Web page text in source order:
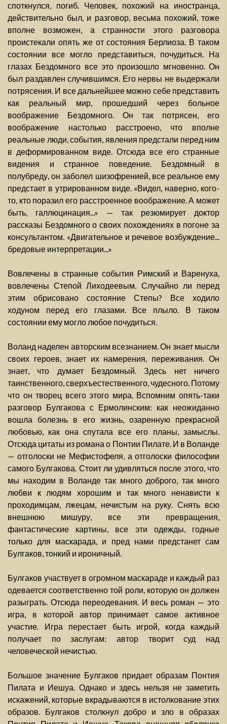
споткнулся, погиб. Человек, похожий на иностранца,
действительно был, и разговор, весьма похожий, тоже
вполне возможен, а странности этого разговора
проистекали опять же от состояния Берлиоза. В таком
состоянии все могло представиться, почудиться. На
глазах Бездомного все это произошло мгновенно. Он
был раздавлен случившимся. Его нервы не выдержали
потрясения. И все дальнейшее можно себе представить
как реальный мир, прошедший через больное
воображение Бездомного. Он так потрясен, его
воображение настолько расстроено, что вполне
реальные люди, события, явления предстали перед ним
в деформированном виде. Отсюда все его странные
видения и странное поведение. Бездомный в
полубреду, он заболел шизофренией, все реальное ему
предстает в утрированном виде. «Видел, наверно, кого-
то, кто поразил его расстроенное воображение. А может
быть, галлюцинация...» — так резюмирует доктор
рассказы Бездомного о своих похождениях в погоне за
консультантом. «Двигательное и речевое возбуждение...
бредовые интерпретации...»
Вовлечены в странные события Римский и Варенуха,
вовлечены Степой Лиходеевым. Случайно ли перед
этим обрисовано состояние Степы? Все ходило
ходуном перед его глазами. Все плыло. В таком
состоянии ему могло любое почудиться.
Воланд наделен авторским всезнанием. Он знает мысли
своих героев, знает их намерения, переживания. Он
знает, что думает Бездомный. Здесь нет ничего
таинственного, сверхъестественного, чудесного. Потому
что он творец всего этого мира. Вспомним опять-таки
разговор Булгакова с Ермолинским: как неожиданно
вошла болезнь в его жизнь, озаренную прекрасной
любовью, как она спутала все его планы, замыслы.
Отсюда цитаты из романа о Понтии Пилате. И в Воланде
— отголоски не Мефистофеля, а отголоски философии
самого Булгакова. Стоит ли удивляться после этого, что
мы находим в Воланде так много доброго, так много
любви к людям хорошим и так много ненависти к
проходимцам, лжецам, нечистым на руку. Снять всю
внешнюю мишуру, все эти превращения,
фантастические картины, все эти одежды, годные
только для маскарада, и пред нами предстанет сам
Булгаков, тонкий и ироничный.
Булгаков участвует в огромном маскараде и каждый раз
одевается соответственно той роли, которую он должен
разыграть. Отсюда переодевания. И весь роман — это
игра, в которой автор принимает самое активное
участие. Игра перестает быть игрой, когда каждый
получает по заслугам: автор творит суд над
человеческой нечистью.
Большое значение Булгаков придает образам Понтия
Пилата и Иешуа. Однако и здесь нельзя не заметить
искажений, которые вкрадываются в истолкование этих
образов. Булгаков столкнул добро и зло в образах